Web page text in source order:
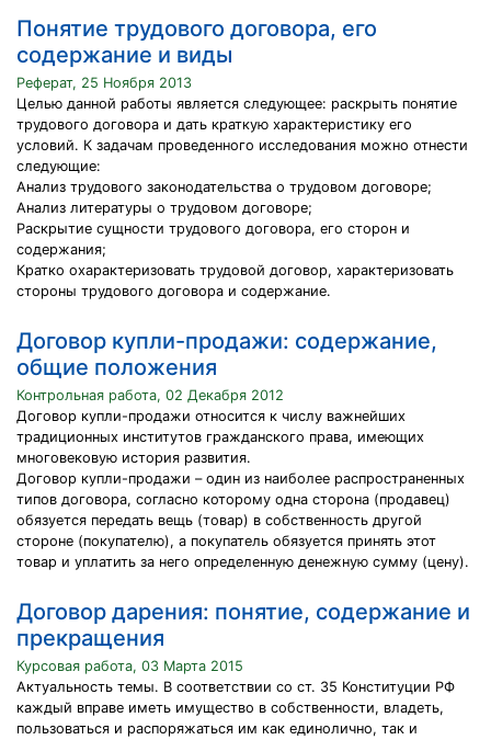
Понятие трудового договора, его
содержание и виды
Реферат, 25 Ноября 2013
Целью данной работы является следующее: раскрыть понятие
трудового договора и дать краткую характеристику его
условий. К задачам проведенного исследования можно отнести
следующие:
Анализ трудового законодательства о трудовом договоре;
Анализ литературы о трудовом договоре;
Раскрытие сущности трудового договора, его сторон и
содержания;
Кратко охарактеризовать трудовой договор, характеризовать
стороны трудового договора и содержание.
Договор купли-продажи: содержание,
общие положения
Контрольная работа, 02 Декабря 2012
Договор купли-продажи относится к числу важнейших
традиционных институтов гражданского права, имеющих
многовековую история развития.
Договор купли-продажи – один из наиболее распространенных
типов договора, согласно которому одна сторона (продавец)
обязуется передать вещь (товар) в собственность другой
стороне (покупателю), а покупатель обязуется принять этот
товар и уплатить за него определенную денежную сумму (цену).
Договор дарения: понятие, содержание и
прекращения
Курсовая работа, 03 Марта 2015
Актуальность темы. В соответствии со ст. 35 Конституции РФ
каждый вправе иметь имущество в собственности, владеть,
пользоваться и распоряжаться им как единолично, так и